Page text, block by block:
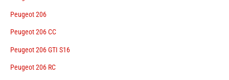
Peugeot 206
Peugeot 206 CC
Peugeot 206 GTI S16
Peugeot 206 RC